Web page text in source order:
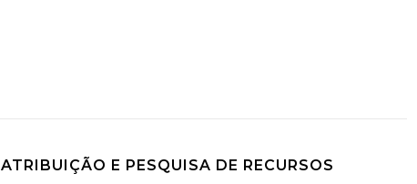
ATRIBUIÇÃO E PESQUISA DE RECURSOS